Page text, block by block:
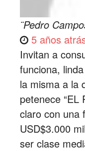
¨Pedro
5 años
Invitan a
funciona,
la misma a la
petenece “EL
claro con una
USD$3.000
ser clase